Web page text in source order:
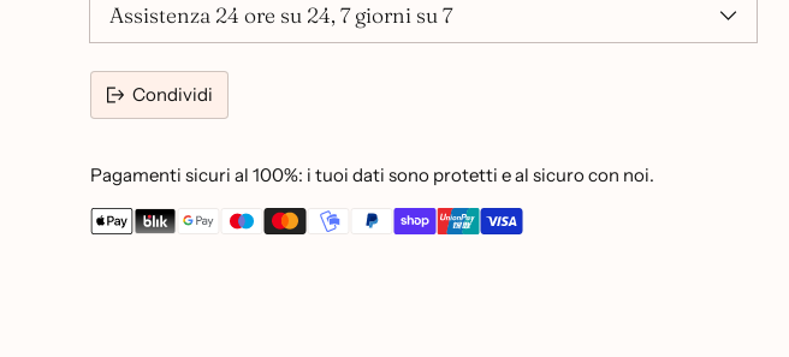
Assistenza 24 ore su 24, 7 giorni su 7
Condividi
Pagamenti sicuri al 100%: i tuoi dati sono protetti e al sicuro con noi.